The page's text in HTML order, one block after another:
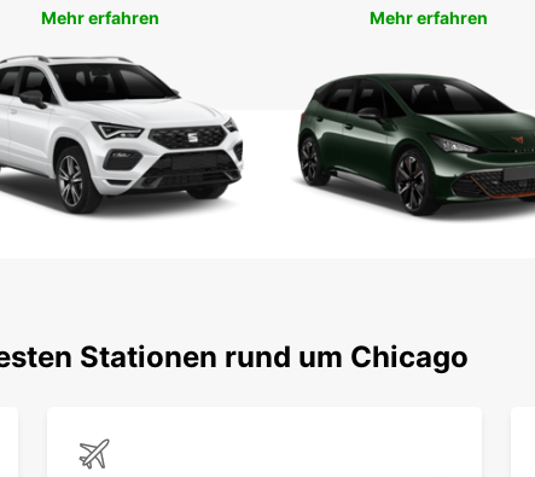
Mehr erfahren Mehr erfahren
Stationen rund um Chicago